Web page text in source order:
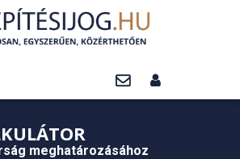
meghatározásához